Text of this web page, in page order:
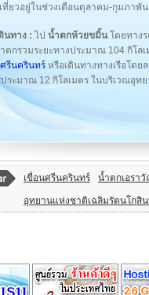
ที่ยวอยู่ในช่วงเดือนตุลาคม-กุมภาพั
นทาง :ไป น้ำตกห้วยขมิ้นโดยทางร
ตกรวมระยะทางประมาณ 104 กิโล
รีนครินทร์ หรือเดินทางทางเรือโดย
ประมาณ 12 กิโลเมตร ในบริเวณอุท
เขื่อนศรีนครินทร์ น้ำตกเอรา
อุทยานแห่งชาติเฉลิมรัตนโกสิ